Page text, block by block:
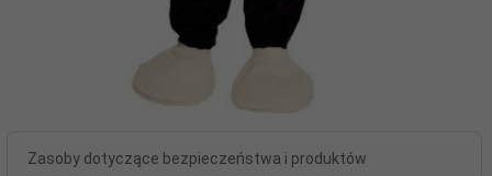
Zasoby dotyczące bezpieczeństwa i produktów